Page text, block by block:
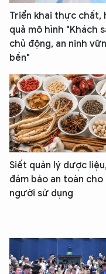
Triển khai thực chất,
quả mô hình "Khách
chủ động, an ninh
bền"
Siết quản lý dược liệu,
đảm bảo an toàn cho
người sử dụng